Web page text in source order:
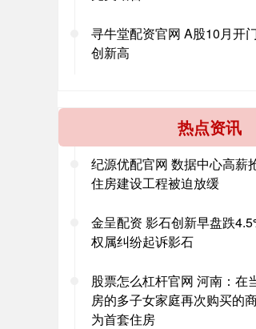
寻牛堂配资官网 A股10月开
创新高
热点资讯
纪源优配官网 数据中心高薪
住房建设工程被迫放缓
金呈配资 影石创新早盘跌
权属纠纷起诉影石
股票怎么杠杆官网 ​河南：在
房的多子女家庭再次购买的
为首套住房